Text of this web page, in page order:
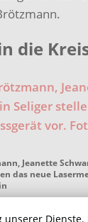
die
Jeanette
das neue
Unna